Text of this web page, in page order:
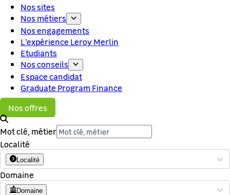
Nos sites
Nos métiers
Nos engagements
L'expérience Leroy Merlin
Etudiants
Nos conseils
Espace candidat
Graduate Program Finance
Nos offres
Mot clé, métier
Localité
Localité
Domaine
Domaine